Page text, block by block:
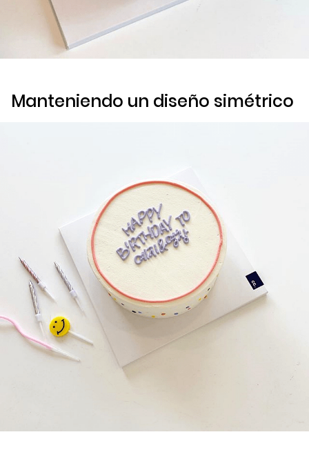
Manteniendo un diseño simétrico